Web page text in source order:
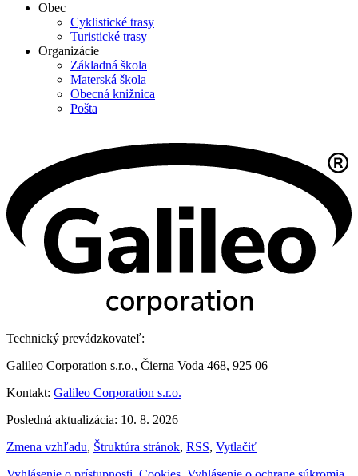
Obec
Cyklistické trasy
Turistické trasy
Organizácie
Základná škola
Materská škola
Obecná knižnica
Pošta
Technický prevádzkovateľ:
Galileo Corporation s.r.o., Čierna Voda 468, 925 06
Kontakt: Galileo Corporation s.r.o.
Posledná aktualizácia: 10. 8. 2026
Zmena vzhľadu, Štruktúra stránok, RSS, Vytlačiť